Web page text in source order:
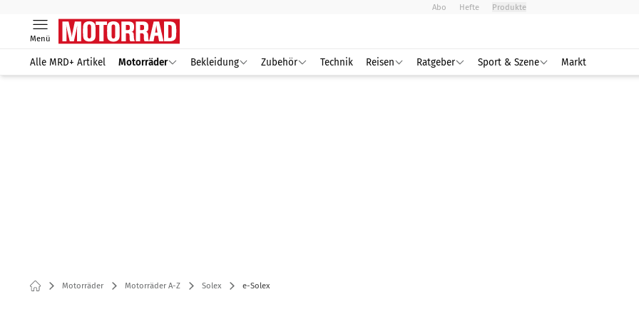
Abo Hefte Produkte
Menü
Alle MRD+ Artikel Motorräder Bekleidung Zubehör Technik Reisen Ratgeber Sport & Szene Markt
Motorräder Motorräder A-Z Solex e-Solex